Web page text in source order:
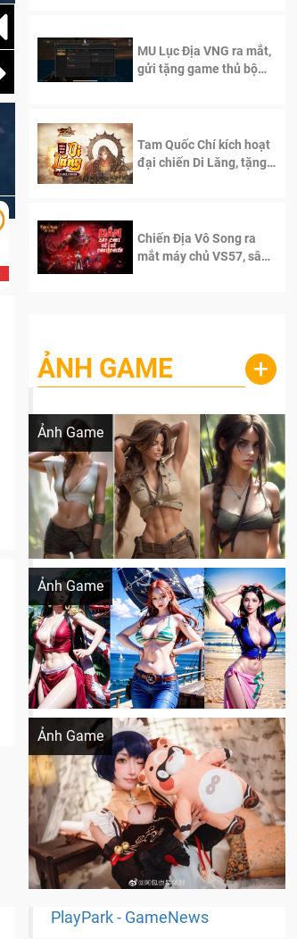
Ngạo Thiên Mobile
MU Lục Địa VNG ra mắt,
gửi tặng game thủ bộ
Tam Quốc Chí kích hoạt
đại chiến Di Lăng, tặng
Chiến Địa Vô Song ra
mắt máy chủ VS57, sân
ẢNH GAME +
Ảnh Game
Lala Croft vừa nóng vừa xinh dưới nét vẽ
Ảnh Game
Khi AI Cosplay gái đẹp One Piece
Ảnh Game
Cosplay Xiangling siêu cute
PlayPark - GameNews